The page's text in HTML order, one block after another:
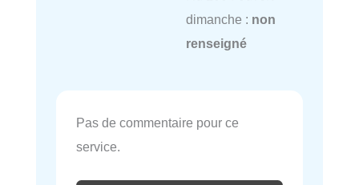
dimanche : non
renseigné
Pas de commentaire pour ce
service.